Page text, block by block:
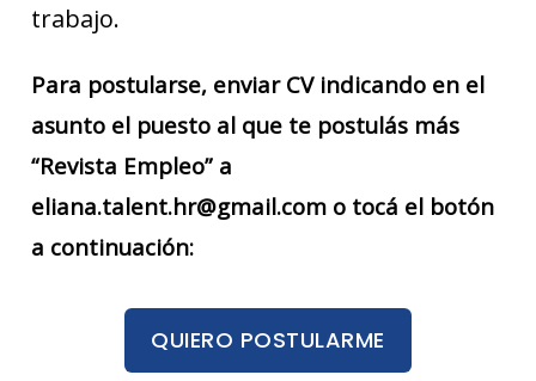
trabajo.
Para postularse, enviar CV indicando en el
asunto el puesto al que te postulás más
“Revista Empleo” a
eliana.talent.hr@gmail.com o tocá el botón
a continuación:
QUIERO POSTULARME